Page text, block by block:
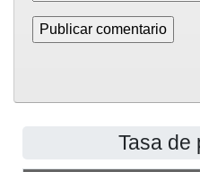
Tasa de